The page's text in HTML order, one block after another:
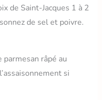
de Saint-Jacques 1 à 2
de sel et poivre.
râpé au
si